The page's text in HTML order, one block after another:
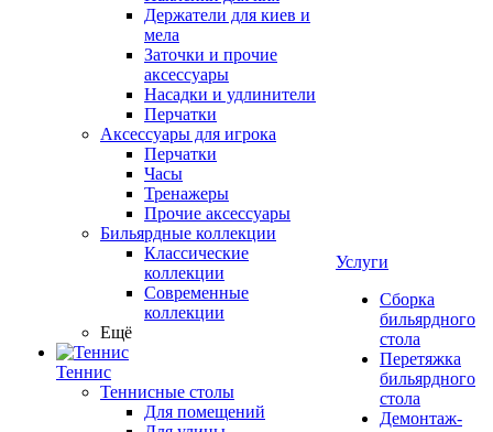
Держатели для киев и
мела
Заточки и прочие
аксессуары
Насадки и удлинители
Перчатки
Аксессуары для игрока
Перчатки
Часы
Тренажеры
Прочие аксессуары
Бильярдные коллекции
Классические
коллекции
Современные
коллекции
Ещё
Теннис
Теннисные столы
Для помещений
Услуги
Сборка
бильярдного
стола
Перетяжка
бильярдного
стола
Демонтаж-